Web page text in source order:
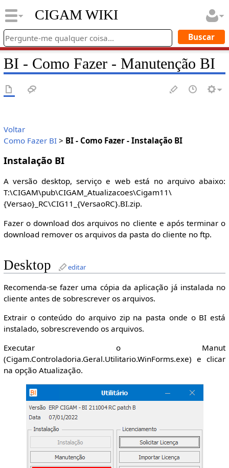
CIGAM WIKI
BI - Como Fazer - Manutenção BI
Voltar
Como Fazer BI> BI - Como Fazer - Instalação BI
Instalação BI
A versão desktop, serviço e web está no arquivo abaixo:
T:\CIGAM\pub\CIGAM_Atualizacoes\Cigam11\
{Versao}_RC\CIG11_{VersaoRC}.BI.zip.
Fazer o download dos arquivos no cliente e após terminar o
download remover os arquivos da pasta do cliente no ftp.
Desktop editar
Recomenda-se fazer uma cópia da aplicação já instalada no
cliente antes de sobrescrever os arquivos.
Extrair o conteúdo do arquivo zip na pasta onde o BI está
instalado, sobrescrevendo os arquivos.
Executar o Manut
(Cigam.Controladoria.Geral.Utilitario.WinForms.exe) e clicar
na opção Atualização.